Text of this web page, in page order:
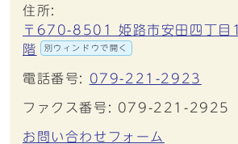
住所:
〒670-8501 姫路市安田四丁目
階
別ウィンドウで開く
電話番号: 079-221-2923
ファクス番号: 079-221-2925
お問い合わせフォーム